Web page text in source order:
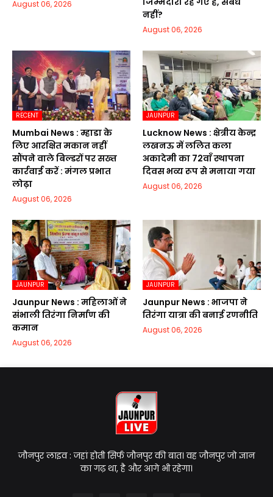
August 06, 2026
नहीं?
August 06, 2026
RECENT
Mumbai News : म्हाडा के
लिए आरक्षित मकान नहीं
सौंपने वाले बिल्डरों पर सख्त
कार्रवाई करें : मंगल प्रभात
लोढ़ा
August 06, 2026
JAUNPUR
Lucknow News : क्षेत्रीय केन्द्र
लखनऊ में ललित कला
अकादेमी का 72वाॅं स्थापना
दिवस भव्य रूप से मनाया गया
August 06, 2026
JAUNPUR
Jaunpur News : महिलाओं ने
संभाली तिरंगा निर्माण की
कमान
August 06, 2026
JAUNPUR
Jaunpur News : भाजपा ने
तिरंगा यात्रा की बनाई रणनीति
August 06, 2026
जौनपुर लाइव : जहां होती सिर्फ जौनपुर की बात। वह जौनपुर जो ज्ञान
का गढ़ था, है और आगे भी रहेगा।